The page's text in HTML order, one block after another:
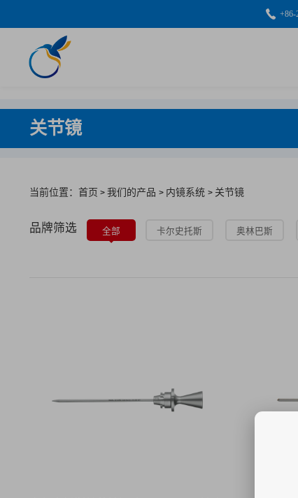
+86-
关节镜
当前位置：首页 > 我们的产品 > 内镜系统 > 关节镜
品牌筛选 全部 卡尔史托斯 奥林巴斯